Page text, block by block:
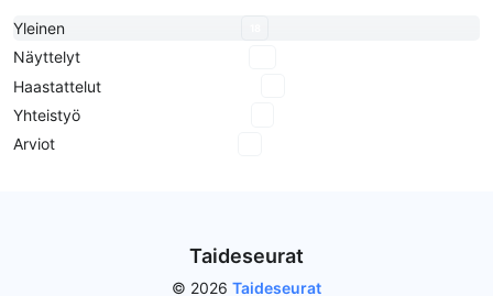
Yleinen
Näyttelyt
Haastattelut
Yhteistyö
Arviot
Taideseurat
© 2026 Taideseurat